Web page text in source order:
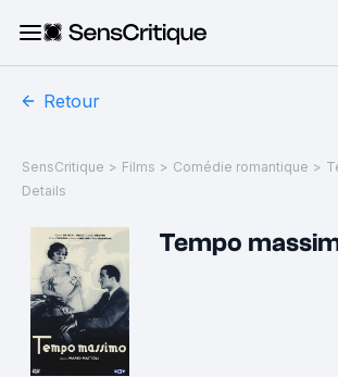
Retour
SensCritique > Films > Comédie romantique >
Details
Tempo